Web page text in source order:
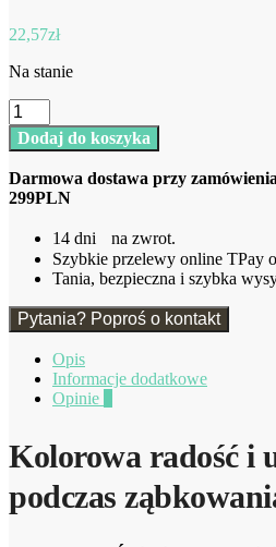
22,57zł
Na stanie
ilość
Gryzak
ośmiornica
DUMEL
Dodaj do koszyka
Darmowa dostawa przy
299PLN
14 dni na zwrot.
Szybkie przelewy online TPay
Tania, bezpieczna i szybka
Pytania? Poproś o kontakt
Opis
Informacje dodatkowe
Opinie
Kolorowa radość i
podczas